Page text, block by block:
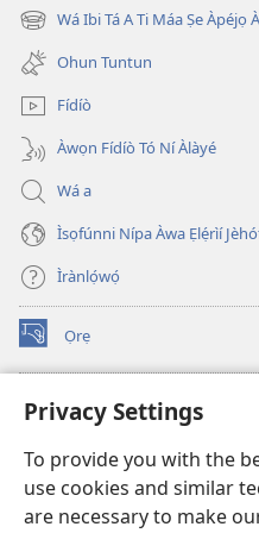
Privacy Settings
To provide you with the
use cookies and similar
are necessary to make
new
window)
Wá Ibi Tá A Ti Máa Ṣe Àpéjọ
(opens
new
window)
Ohun Tuntun
Fídíò
Àwọn Fídíò Tó Ní Àlàyé
Wá a
Ìsọfúnni Nípa Àwa Ẹlẹ́rìí
Ìrànlọ́wọ́
Ọrẹ
(opens
new
ÀKÁ ÌWÉ ORÍ ÍŃTÁNẸ́Ẹ̀TÌ TI
(opens
window)JW Hub
(opens
new
window)JW Library